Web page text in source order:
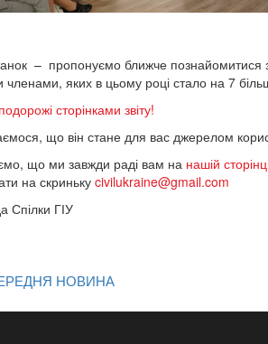
– пропонуємо ближче познайомитися
яких в цьому році стало на 7
сторінками звіту!
що він стане для вас джерелом
що ми завжди раді вам на нашій
на скриньку civilukraine@gmail.com
Спілки ГІУ
НОВИНА